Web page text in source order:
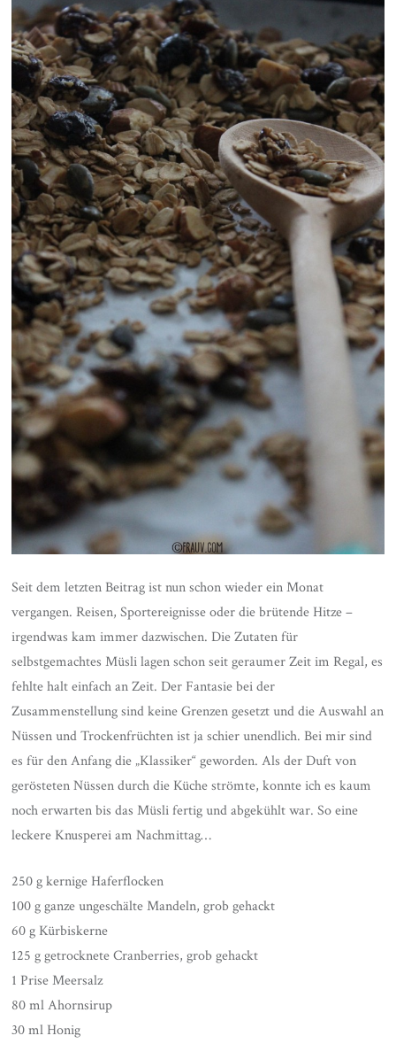
Seit dem letzten Beitrag ist nun schon wieder ein Monat
vergangen. Reisen, Sportereignisse oder die brütende Hitze –
irgendwas kam immer dazwischen. Die Zutaten für
selbstgemachtes Müsli lagen schon seit geraumer Zeit im Regal, es
fehlte halt einfach an Zeit. Der Fantasie bei der
Zusammenstellung sind keine Grenzen gesetzt und die Auswahl an
Nüssen und Trockenfrüchten ist ja schier unendlich. Bei mir sind
es für den Anfang die „Klassiker“ geworden. Als der Duft von
gerösteten Nüssen durch die Küche strömte, konnte ich es kaum
noch erwarten bis das Müsli fertig und abgekühlt war. So eine
leckere Knusperei am Nachmittag…
250 g kernige Haferflocken
100 g ganze ungeschälte Mandeln, grob gehackt
60 g Kürbiskerne
125 g getrocknete Cranberries, grob gehackt
1 Prise Meersalz
80 ml Ahornsirup
30 ml Honig